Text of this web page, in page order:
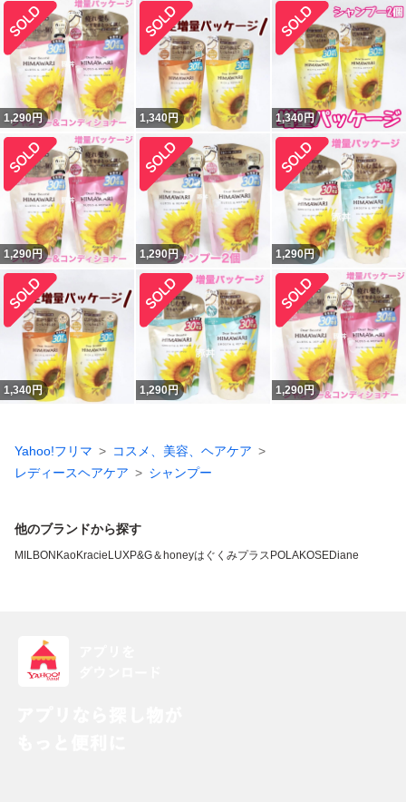
1,290円 1,340円 1,340円
1,290円 1,290円 1,290円
1,340円 1,290円 1,290円
Yahoo!フリマ
コスメ、美容、ヘアケア
レディースヘアケア
シャンプー
他のブランドから探す
MILBON KaoKracie LUXP&G＆honeyはぐくみプラス POLAKOSEDiane